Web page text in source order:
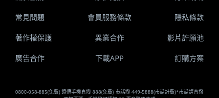
0800-058-885(免費) 遠傳手機直撥 888(免費) 市話撥 449-5888(市話計費)*市話請直撥
常見問題 會員服務條款 隱私條款
著作權保護 異業合作 影片許願池
廣告合作 下載APP 訂購方案